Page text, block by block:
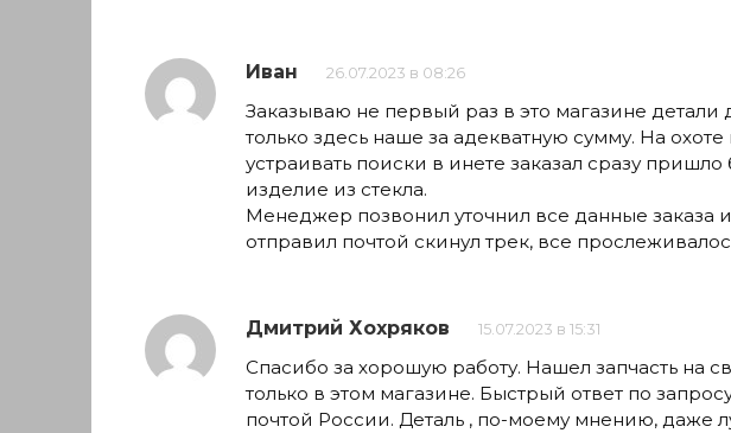
Иван 26.07.2023 в 08:26
Заказываю не первый раз в это магазине детали
только здесь наше за адекватную сумму. На охоте
устраивать поиски в инете заказал сразу
изделие из стекла.
Менеджер позвонил уточнил все данные заказа
отправил почтой скинул трек, все
Дмитрий Хохряков 15.07.2023 в 15:31
Спасибо за хорошую работу. Нашел запчасть на
только в этом магазине. Быстрый ответ по
почтой России. Деталь , по-моему мнению, даже